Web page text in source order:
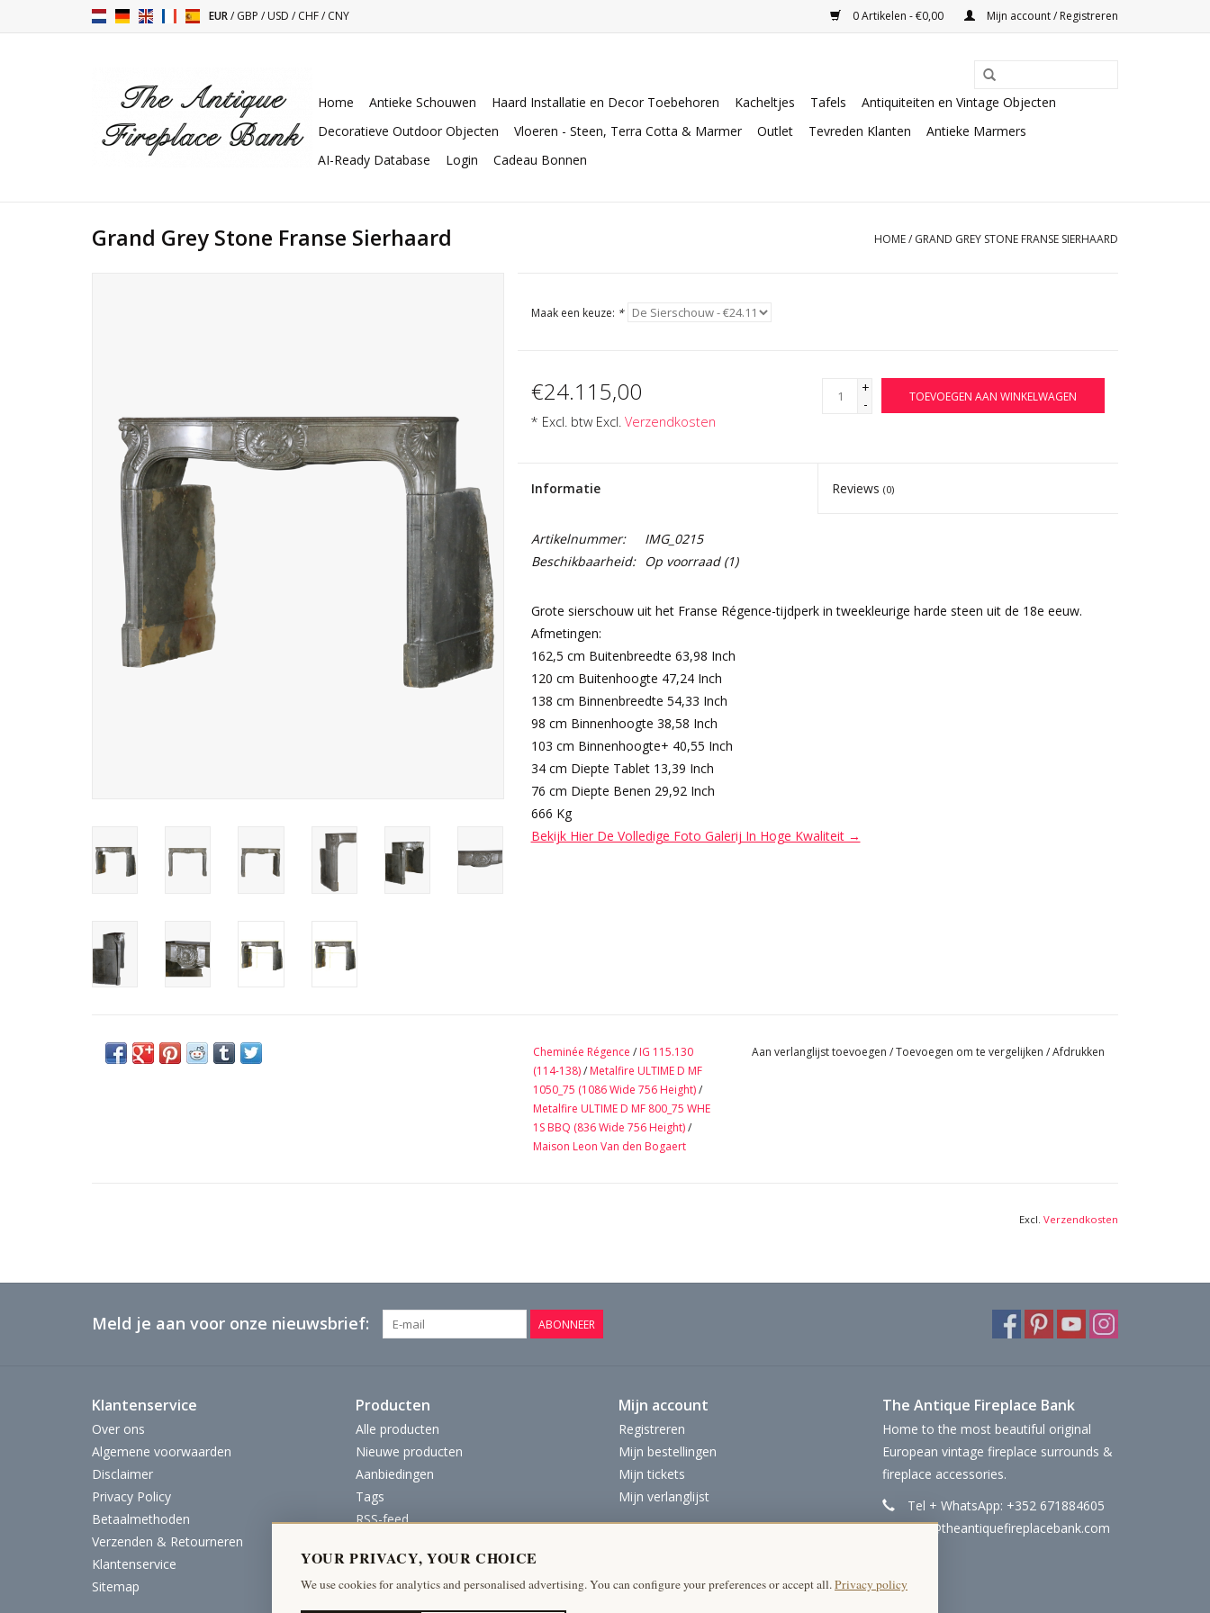
EUR/GBP /USD /CHF/CNY 0 Artikelen - €0,00 Mijn account / Registreren
Home Antieke Schouwen Haard Installatie en Decor Toebehoren Kacheltjes Tafels
Antiquiteiten en Vintage Objecten
Decoratieve Outdoor Objecten
Vloeren - Steen, Terra Cotta & Marmer Outlet Tevreden Klanten
Antieke Marmers
AI-Ready Database
Login Cadeau Bonnen
Grand Grey Stone Franse Sierhaard HOME/ GRAND GREY STONE FRANSE SIERHAARD
Maak een keuze: *
€24.115,00
* Excl. btw Excl. Verzendkosten
+
-
TOEVOEGEN AAN WINKELWAGEN
Informatie Reviews(0)
Artikelnummer:
IMG_0215
Beschikbaarheid:
Op voorraad(1)
Grote sierschouw uit het Franse Régence-tijdperk in tweekleurige harde steen uit de 18e eeuw.
Afmetingen:
162,5 cm Buitenbreedte 63,98 Inch
120 cm Buitenhoogte 47,24 Inch
138 cm Binnenbreedte 54,33 Inch
98 cm Binnenhoogte 38,58 Inch
103 cm Binnenhoogte+ 40,55 Inch
34 cm Diepte Tablet 13,39 Inch
76 cm Diepte Benen 29,92 Inch
666 Kg
Bekijk Hier De Volledige Foto Galerij In Hoge Kwaliteit →
Cheminée Régence / IG 115.130
(114-138)/ Metalfire ULTIME D MF
1050_75 (1086 Wide 756 Height)/
Metalfire ULTIME D MF 800_75 WHE
1S BBQ (836 Wide 756 Height)/
Maison Leon Van den Bogaert
Aan verlanglijst toevoegen /Toevoegen om te vergelijken /Afdrukken
Excl. Verzendkosten
Meld je aan voor onze nieuwsbrief: ABONNEER
Klantenservice
Over ons
Algemene voorwaarden
Disclaimer
Privacy Policy
Betaalmethoden
Verzenden & Retourneren
Klantenservice
Sitemap
Producten
Alle producten
Nieuwe producten
Aanbiedingen
Tags
RSS-feed
Mijn account
Registreren
Mijn bestellingen
Mijn tickets
Mijn verlanglijst
The Antique Fireplace Bank
Home to the most beautiful original
European vintage fireplace surrounds &
fireplace accessories.
Tel + WhatsApp: +352 671884605
info@theantiquefireplacebank.com
YOUR PRIVACY, YOUR CHOICE
We use cookies for analytics and personalised advertising. You can configure your preferences or accept all.Privacy policy